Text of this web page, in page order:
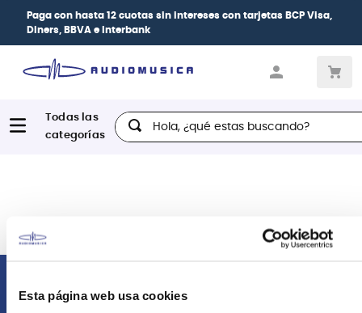
Esta página web usa cookies
Paga con hasta 12 cuotas sin intereses con tarjetas BCP Visa,
Diners, BBVA e Interbank
Hola, ¿qué estas buscando?
Comunícate con nosotros